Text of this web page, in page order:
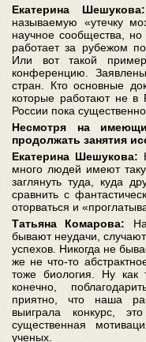
Екатерина Шешукова:
называемую «утечку
научное сообщества, но
работает за рубежом
Или вот такой
конференцию.
стран. Кто основные
которые работают не в
России пока
Несмотря на
продолжать занятия
Екатерина Шешукова:
много людей имеют
заглянуть туда, куда
сравнить с
оторваться и
Татьяна Комарова:
бывают неудачи,
успехов. Никогда не
же не что-то
тоже биология. Ну как
конечно,
приятно, что наша
выиграла конкурс,
существенная
ученых.